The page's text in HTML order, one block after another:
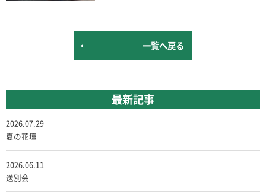
一覧へ戻る
最新記事
2026.07.29
夏の花壇
2026.06.11
送別会